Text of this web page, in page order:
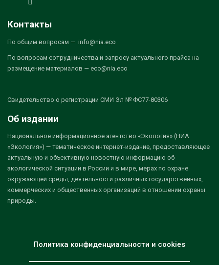
Контакты
По общим вопросам — info@nia.eco
По вопросам сотрудничества и запросу актуального прайса на
размещение материалов — eco@nia.eco
Свидетельство о регистрации СМИ Эл № ФС77-80306
Об издании
Национальное информационное агентство «Экология» (НИА
«Экология») — тематическое интернет-издание, предоставляющее
актуальную и объективную новостную информацию об
экологической ситуации в России и в мире, мерах по охране
окружающей среды, деятельности различных государственных,
коммерческих и общественных организаций в отношении охраны
природы.
Политика конфиденциальности и cookies